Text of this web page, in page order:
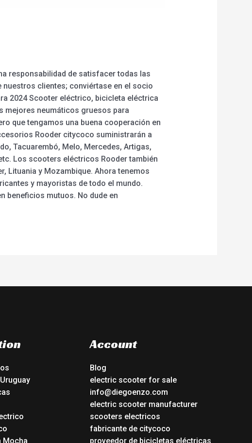
responsabilidad de satisfacer todas las
clientes; conviértase en el socio
2024 Scooter eléctrico, bicicleta eléctrica
mejores neumáticos gruesos para
que tengamos una buena cooperación en
Rooder citycoco suministrarán a
Tacuarembó, Melo, Mercedes, Artigas,
Los scooters eléctricos Rooder también
Lituania y Mozambique. Ahora tenemos
y mayoristas de todo el mundo.
beneficios mutuos. No dude en
Mocha
Account
Blog
electric scooter for sale
info@diegoenzo.com
electric scooter manufacturer
scooters electricos
fabricante de citycoco
proveedor de bicicletas eléctricas